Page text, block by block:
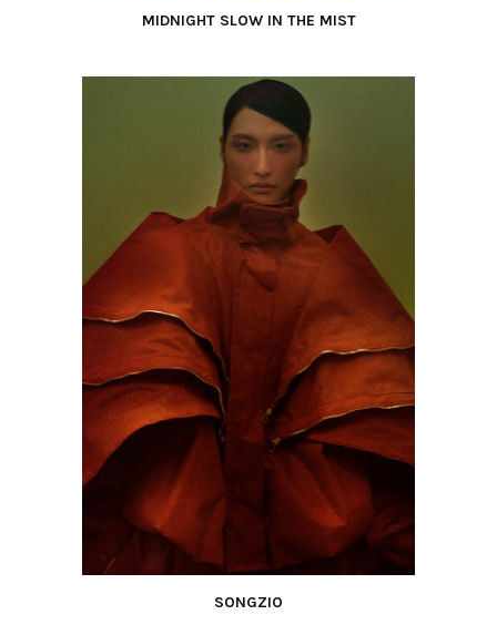
MIDNIGHT SLOW IN THE MIST
SONGZIO